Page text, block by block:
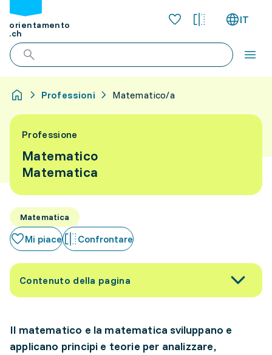
orientamento
.ch
IT
Professioni Matematico/a
Professione
Matematico
Matematica
Matematica
Mi piace Confrontare
Contenuto della pagina
Il matematico e la matematica sviluppano e
applicano principi e teorie per analizzare,